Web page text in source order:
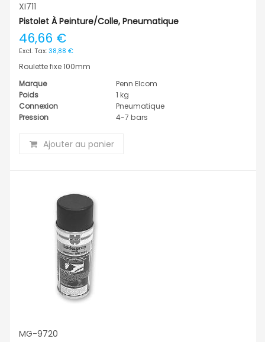
XI711
Pistolet À Peinture/colle, Pneumatique
46,66 €
38,88 €
Roulette fixe 100mm
Marque
Penn Elcom
Poids
1 kg
Connexion
Pneumatique
Pression
4-7 bars
Ajouter au panier
MG-9720